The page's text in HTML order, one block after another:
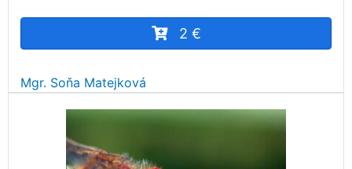
2 €
Mgr. Soňa Matejková